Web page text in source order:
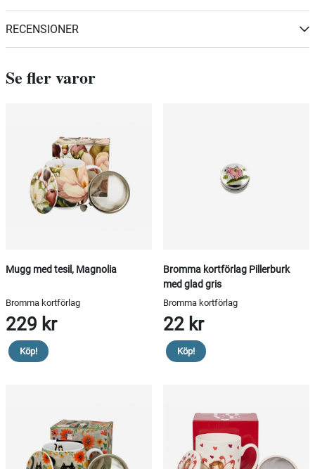
RECENSIONER
Se fler varor
Mugg med tesil, Magnolia
Bromma kortförlag
229 kr
Köp!
Bromma kortförlag Pillerburk
med glad gris
Bromma kortförlag
22 kr
Köp!